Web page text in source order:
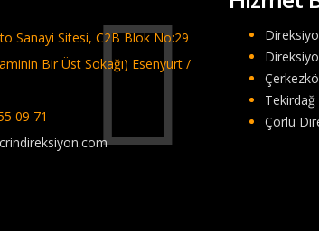
Sanayi Sitesi, C2B Blok No:29
Bir Üst Sokağı) Esenyurt /
09 71
Çorlu